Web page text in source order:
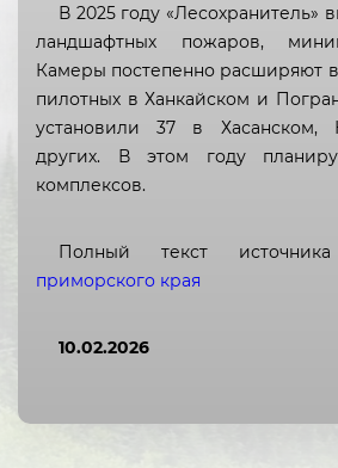
В 2025 году «Лесохранитель»
ландшафтных пожаров,
Камеры постепенно расширяют
пилотных в Ханкайском и
установили 37 в Хасанском,
других. В этом году
комплексов.
Полный текст
приморского края
10.02.2026
Республика Калмыкия
Карачаево-Черкесская
Республика
Республика Карелия
Республика Крым
Республика Марий Эл
Республика Мордовия